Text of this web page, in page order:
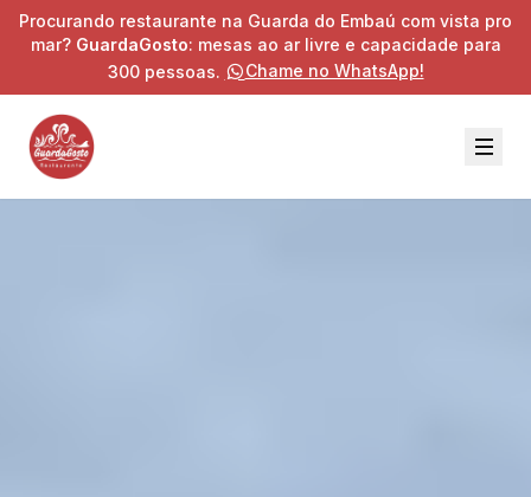
Procurando restaurante na Guarda do Embaú com vista pro
mar? GuardaGosto: mesas ao ar livre e capacidade para
300 pessoas.
Chame no WhatsApp!